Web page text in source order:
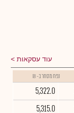
עוד עסקאות
נפח מסחר ב- ₪
5,322.0
5,315.0